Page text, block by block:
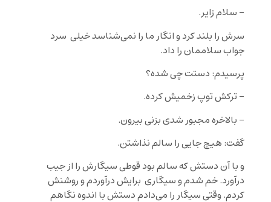
– سلام زایر.
سرش را بلند کرد و انگار ما را نمی‌شناسد خیلی سرد
جواب سلاممان را داد.
پرسیدم: دستت چی شده؟
– ترکش توپ زخمیش کرده.
– بالاخره مجبور شدی بزنی بیرون.
گفت: هیچ جایی را سالم نذاشتن.
و با آن دستش که سالم بود قوطی سیگارش را از جیب
درآورد. خم شدم و سیگاری برایش درآوردم و روشنش
کردم. وقتی سیگار را می‌دادم دستش با اندوه نگاهم